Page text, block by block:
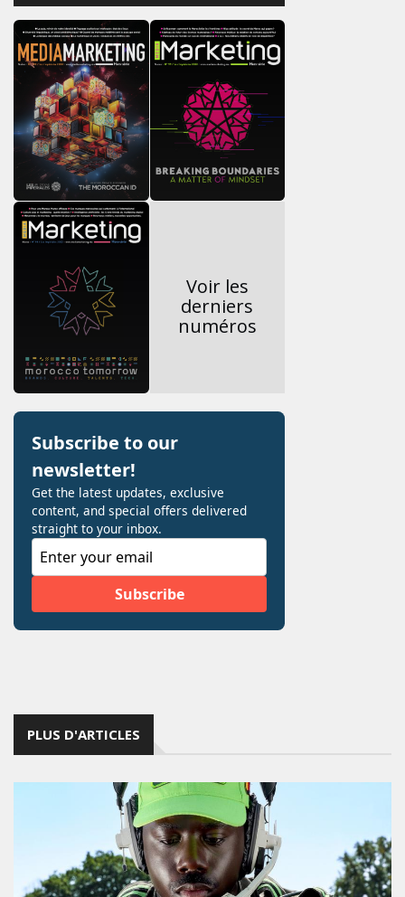
Voir les
derniers
numéros
PLUS D'ARTICLES